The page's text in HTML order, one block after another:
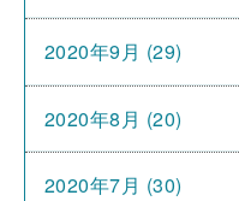
2020年9月 (29)
2020年8月 (20)
2020年7月 (30)